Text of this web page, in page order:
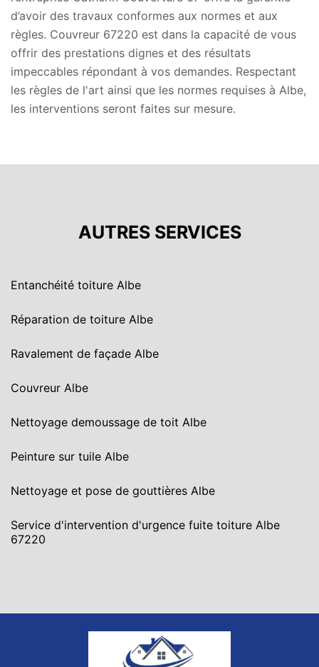
d’avoir des travaux conformes aux normes et aux
règles. Couvreur 67220 est dans la capacité de vous
offrir des prestations dignes et des résultats
impeccables répondant à vos demandes. Respectant
les règles de l'art ainsi que les normes requises à Albe,
les interventions seront faites sur mesure.
AUTRES SERVICES
Entanchéité toiture Albe
Réparation de toiture Albe
Ravalement de façade Albe
Couvreur Albe
Nettoyage demoussage de toit Albe
Peinture sur tuile Albe
Nettoyage et pose de gouttières Albe
Service d'intervention d'urgence fuite toiture Albe
67220